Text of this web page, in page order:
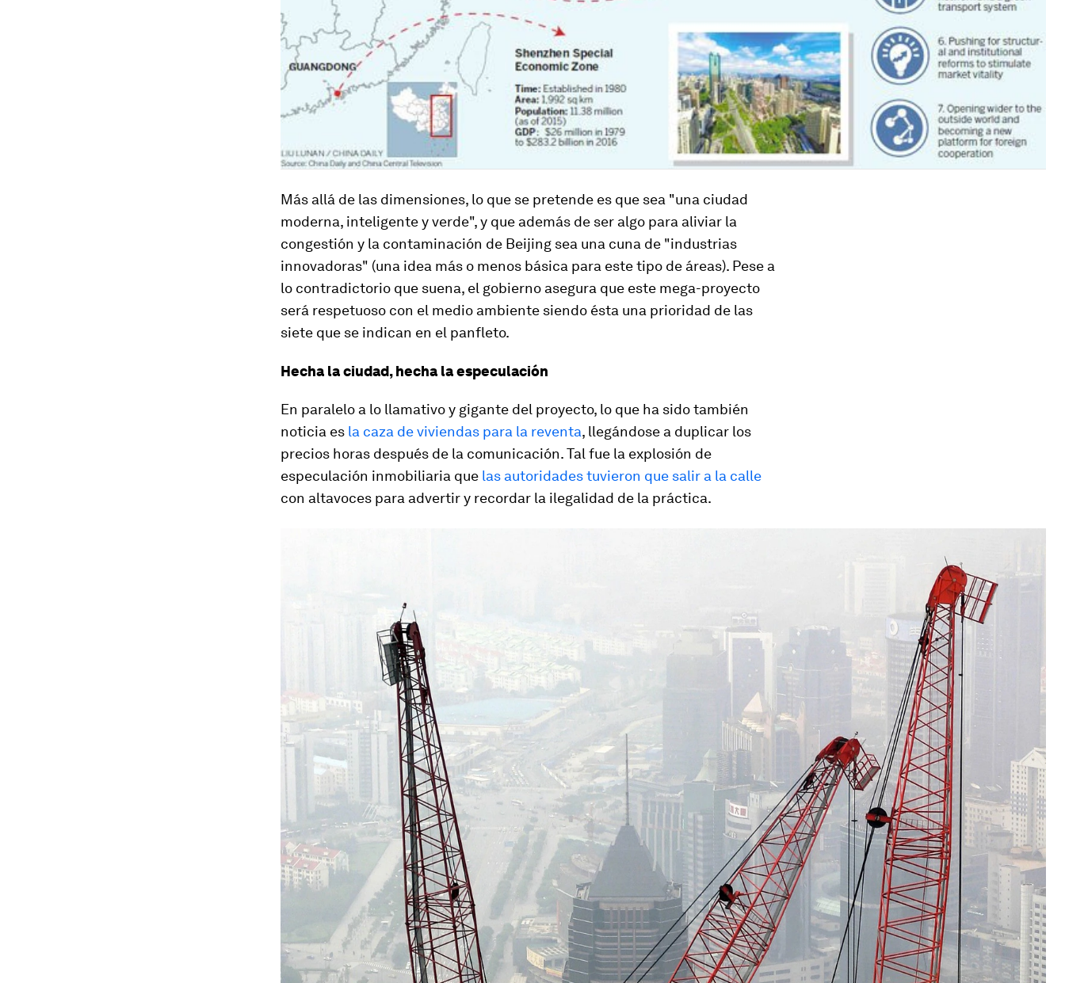
Más allá de las dimensiones, lo que se pretende es que sea "una ciudad
moderna, inteligente y verde", y que además de ser algo para aliviar la
congestión y la contaminación de Beijing sea una cuna de "industrias
innovadoras" (una idea más o menos básica para este tipo de áreas). Pese a
lo contradictorio que suena, el gobierno asegura que este mega-proyecto
será respetuoso con el medio ambiente siendo ésta una prioridad de las
siete que se indican en el panfleto.
Hecha la ciudad, hecha la especulación
En paralelo a lo llamativo y gigante del proyecto, lo que ha sido también
noticia es la caza de viviendas para la reventa, llegándose a duplicar los
precios horas después de la comunicación. Tal fue la explosión de
especulación inmobiliaria que las autoridades tuvieron que salir a la calle
con altavoces para advertir y recordar la ilegalidad de la práctica.